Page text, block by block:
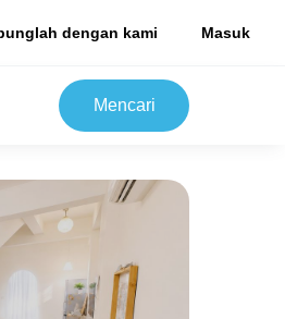
dengan kami Masuk
Mencari